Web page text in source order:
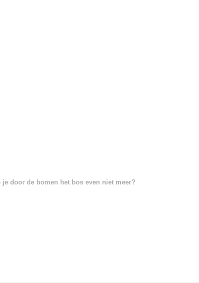
door de bomen het bos even niet meer?